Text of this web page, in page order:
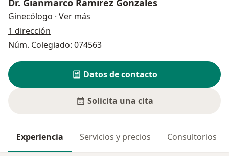
Dr. Gianmarco Ramirez Gonzales
Ginecólogo · Ver más
1 dirección
Núm. Colegiado: 074563
Datos de contacto
Solicita una cita
Experiencia Servicios y precios Consultorios